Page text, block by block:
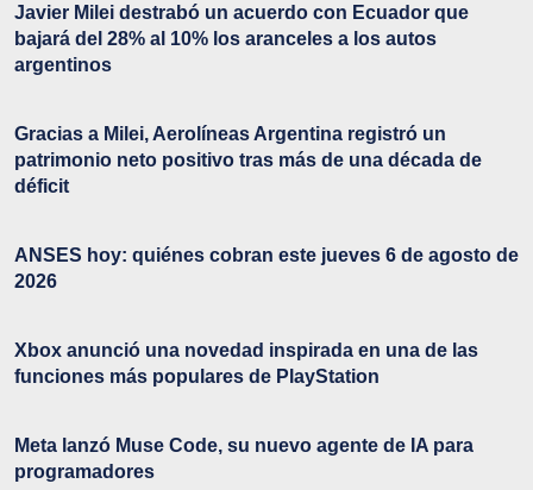
Javier Milei destrabó un acuerdo con Ecuador que
bajará del 28% al 10% los aranceles a los autos
argentinos
Gracias a Milei, Aerolíneas Argentina registró un
patrimonio neto positivo tras más de una década de
déficit
ANSES hoy: quiénes cobran este jueves 6 de agosto de
2026
Xbox anunció una novedad inspirada en una de las
funciones más populares de PlayStation
Meta lanzó Muse Code, su nuevo agente de IA para
programadores